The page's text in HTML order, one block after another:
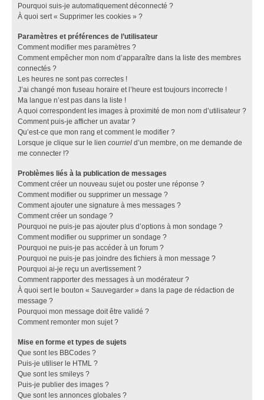
Pourquoi suis-je automatiquement déconnecté ?
À quoi sert « Supprimer les cookies » ?
Paramètres et préférences de l’utilisateur
Comment modifier mes paramètres ?
Comment empêcher mon nom d’apparaître dans la liste des membres
connectés ?
Les heures ne sont pas correctes !
J’ai changé mon fuseau horaire et l’heure est toujours incorrecte !
Ma langue n’est pas dans la liste !
A quoi correspondent les images à proximité de mon nom d’utilisateur ?
Comment puis-je afficher un avatar ?
Qu’est-ce que mon rang et comment le modifier ?
Lorsque je clique sur le lien courriel d’un membre, on me demande de
me connecter !?
Problèmes liés à la publication de messages
Comment créer un nouveau sujet ou poster une réponse ?
Comment modifier ou supprimer un message ?
Comment ajouter une signature à mes messages ?
Comment créer un sondage ?
Pourquoi ne puis-je pas ajouter plus d’options à mon sondage ?
Comment modifier ou supprimer un sondage ?
Pourquoi ne puis-je pas accéder à un forum ?
Pourquoi ne puis-je pas joindre des fichiers à mon message ?
Pourquoi ai-je reçu un avertissement ?
Comment rapporter des messages à un modérateur ?
À quoi sert le bouton « Sauvegarder » dans la page de rédaction de
message ?
Pourquoi mon message doit être validé ?
Comment remonter mon sujet ?
Mise en forme et types de sujets
Que sont les BBCodes ?
Puis-je utiliser le HTML ?
Que sont les smileys ?
Puis-je publier des images ?
Que sont les annonces globales ?